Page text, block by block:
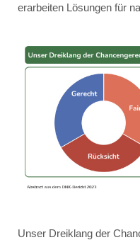
erarbeiten Lösungen für
Unser Dreiklang der